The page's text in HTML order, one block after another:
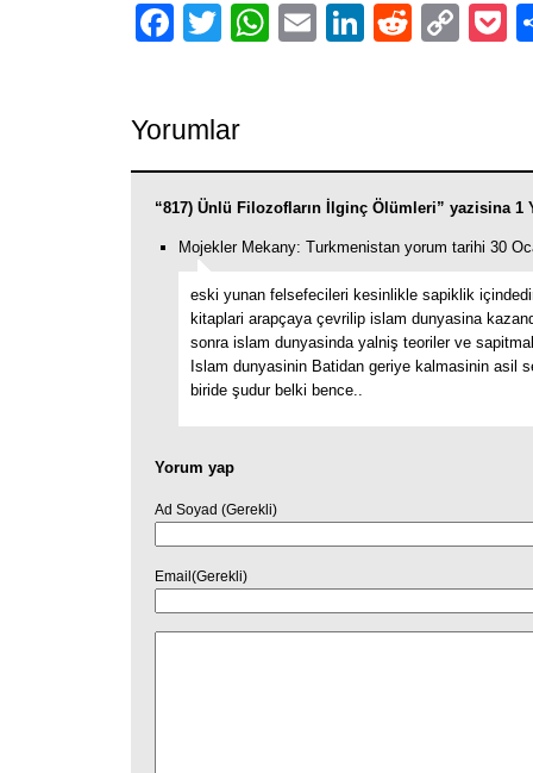
Facebook
TwitterWhatsApp
EmailLinkedIn
Reddit
Yorumlar
“817) Ünlü Filozofların İlginç Ölümleri” yazisina 1
Mojekler Mekany: Turkmenistan yorum tarihi 30
eski yunan felsefecileri kesinlikle sapiklik
kitaplari arapçaya çevrilip islam dunyasina
sonra islam dunyasinda yalniş teoriler ve
Islam dunyasinin Batidan geriye kalmasinin asil
biride şudur belki bence..
Yorum yap
Ad Soyad (Gerekli)
Email(Gerekli)